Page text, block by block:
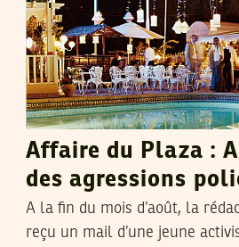
Affaire du Plaza :
des agressions
A la fin du mois d’août, la
reçu un mail d’une jeune